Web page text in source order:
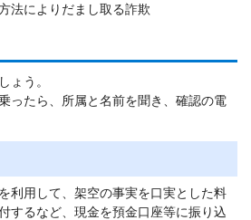
法によりだまし取る詐欺
ょう。
ったら、所属と名前を聞き、確認の電
利用して、架空の事実を口実とした料
するなど、現金を預金口座等に振り込